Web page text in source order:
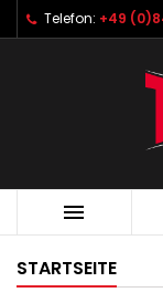
Telefon: +49

STARTSEITE